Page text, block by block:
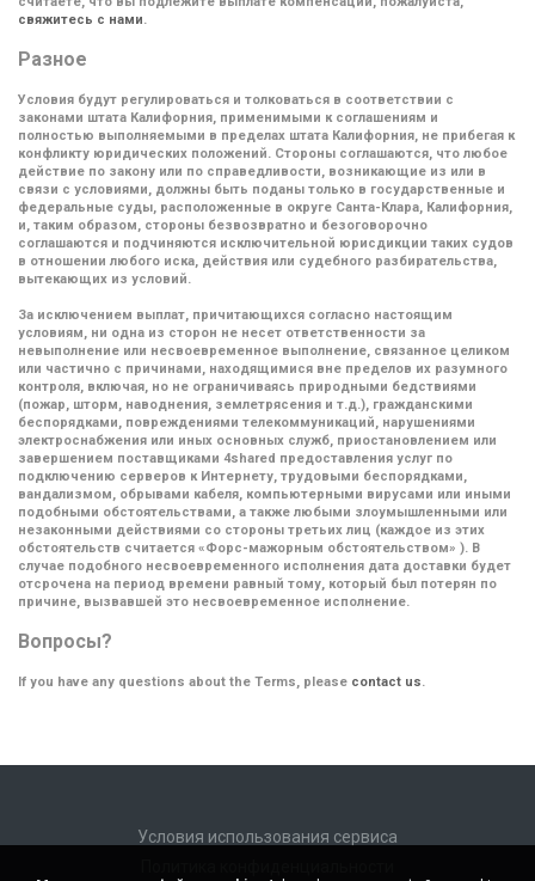
свяжитесь с нами.
Разное
Условия будут регулироваться и толковаться в соответствии с
законами штата Калифорния, применимыми к соглашениям и
полностью выполняемыми в пределах штата Калифорния, не прибегая к
конфликту юридических положений. Стороны соглашаются, что любое
действие по закону или по справедливости, возникающие из или в
связи с условиями, должны быть поданы только в государственные и
федеральные суды, расположенные в округе Санта-Клара, Калифорния,
и, таким образом, стороны безвозвратно и безоговорочно
соглашаются и подчиняются исключительной юрисдикции таких судов
в отношении любого иска, действия или судебного разбирательства,
вытекающих из условий.
За исключением выплат, причитающихся согласно настоящим
условиям, ни одна из сторон не несет ответственности за
невыполнение или несвоевременное выполнение, связанное целиком
или частично с причинами, находящимися вне пределов их разумного
контроля, включая, но не ограничиваясь природными бедствиями
(пожар, шторм, наводнения, землетрясения и т.д.), гражданскими
беспорядками, повреждениями телекоммуникаций, нарушениями
электроснабжения или иных основных служб, приостановлением или
завершением поставщиками 4shared предоставления услуг по
подключению серверов к Интернету, трудовыми беспорядками,
вандализмом, обрывами кабеля, компьютерными вирусами или иными
подобными обстоятельствами, а также любыми злоумышленными или
незаконными действиями со стороны третьих лиц (каждое из этих
обстоятельств считается «Форс-мажорным обстоятельством» ). В
случае подобного несвоевременного исполнения дата доставки будет
отсрочена на период времени равный тому, который был потерян по
причине, вызвавшей это несвоевременное исполнение.
Вопросы?
If you have any questions about the Terms, please contact us.
Условия использования сервиса